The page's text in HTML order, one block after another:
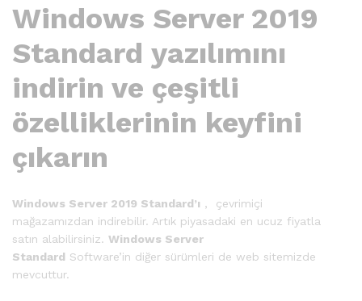
Windows Server 2019
Standard yazılımını
indirin ve çeşitli
özelliklerinin keyfini
çıkarın
Windows Server 2019 Standard’ı , çevrimiçi
mağazamızdan indirebilir. Artık piyasadaki en ucuz fiyatla
satın alabilirsiniz. Windows Server
Standard Software’in diğer sürümleri de web sitemizde
mevcuttur.